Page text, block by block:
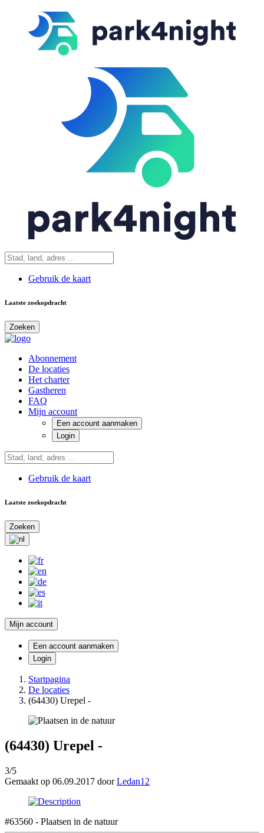
Gebruik de kaart
Laatste zoekopdracht
Zoeken
Abonnement
De locaties
Het charter
Gastheren
FAQ
Mijn account
Een account aanmaken
Login
Gebruik de kaart
Laatste zoekopdracht
Zoeken
Mijn account
Een account aanmaken
Login
Startpagina
De locaties
(64430) Urepel -
(64430) Urepel -
3/5
Gemaakt op 06.09.2017 doorLedan12
#63560 - Plaatsen in de natuur